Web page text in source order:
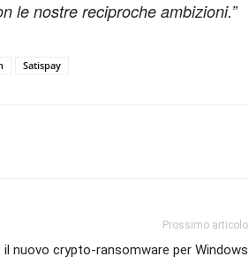
le nostre reciproche ambizioni.”
Satispay
Prossimo articolo
il nuovo crypto-ransomware per Windows